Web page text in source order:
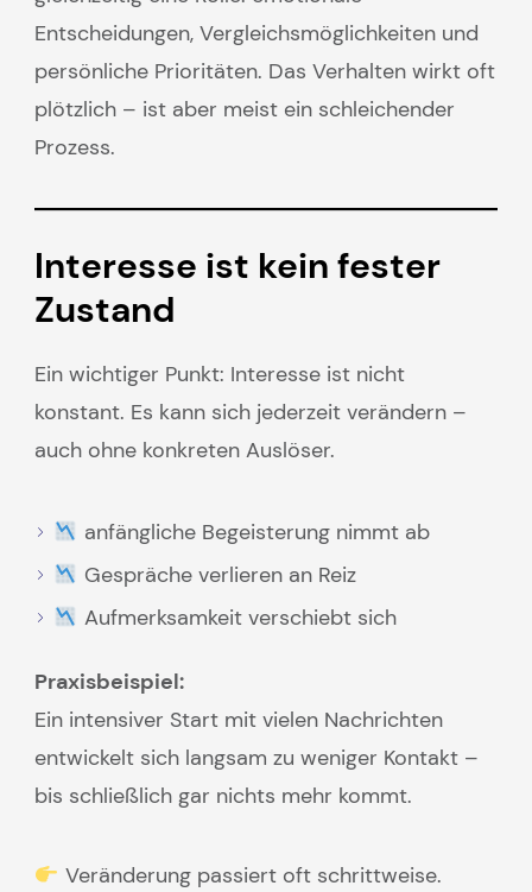
Entscheidungen, Vergleichsmöglichkeiten und
persönliche Prioritäten. Das Verhalten wirkt oft
plötzlich – ist aber meist ein schleichender
Prozess.
Interesse ist kein fester
Zustand
Ein wichtiger Punkt: Interesse ist nicht
konstant. Es kann sich jederzeit verändern –
auch ohne konkreten Auslöser.
anfängliche Begeisterung nimmt ab
Gespräche verlieren an Reiz
Aufmerksamkeit verschiebt sich
Praxisbeispiel:
Ein intensiver Start mit vielen Nachrichten
entwickelt sich langsam zu weniger Kontakt –
bis schließlich gar nichts mehr kommt.
Veränderung passiert oft schrittweise.